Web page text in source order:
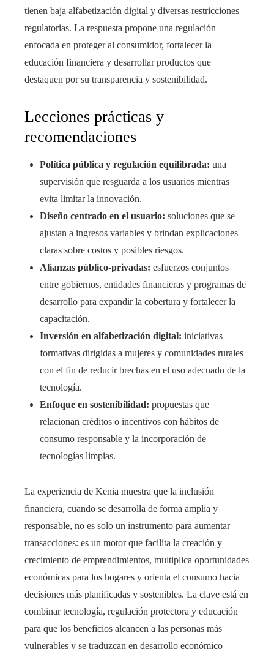
tienen baja alfabetización digital y diversas restricciones
regulatorias. La respuesta propone una regulación
enfocada en proteger al consumidor, fortalecer la
educación financiera y desarrollar productos que
destaquen por su transparencia y sostenibilidad.
Lecciones prácticas y
recomendaciones
Política pública y regulación equilibrada: una
supervisión que resguarda a los usuarios mientras
evita limitar la innovación.
Diseño centrado en el usuario: soluciones que se
ajustan a ingresos variables y brindan explicaciones
claras sobre costos y posibles riesgos.
Alianzas público-privadas: esfuerzos conjuntos
entre gobiernos, entidades financieras y programas de
desarrollo para expandir la cobertura y fortalecer la
capacitación.
Inversión en alfabetización digital: iniciativas
formativas dirigidas a mujeres y comunidades rurales
con el fin de reducir brechas en el uso adecuado de la
tecnología.
Enfoque en sostenibilidad: propuestas que
relacionan créditos o incentivos con hábitos de
consumo responsable y la incorporación de
tecnologías limpias.
La experiencia de Kenia muestra que la inclusión
financiera, cuando se desarrolla de forma amplia y
responsable, no es solo un instrumento para aumentar
transacciones: es un motor que facilita la creación y
crecimiento de emprendimientos, multiplica oportunidades
económicas para los hogares y orienta el consumo hacia
decisiones más planificadas y sostenibles. La clave está en
combinar tecnología, regulación protectora y educación
para que los beneficios alcancen a las personas más
vulnerables y se traduzcan en desarrollo económico